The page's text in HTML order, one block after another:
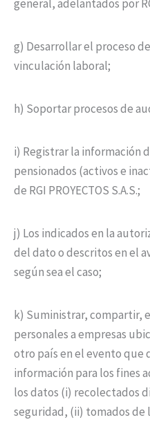
general, adelantados por
g) Desarrollar el proceso
vinculación laboral;
h) Soportar procesos de
i) Registrar la información
pensionados (activos e
de RGI PROYECTOS S.A.S.;
j) Los indicados en la
del dato o descritos en el
según sea el caso;
k) Suministrar, compartir,
personales a empresas
otro país en el evento que
información para los fines
los datos (i) recolectados
seguridad, (ii) tomados de